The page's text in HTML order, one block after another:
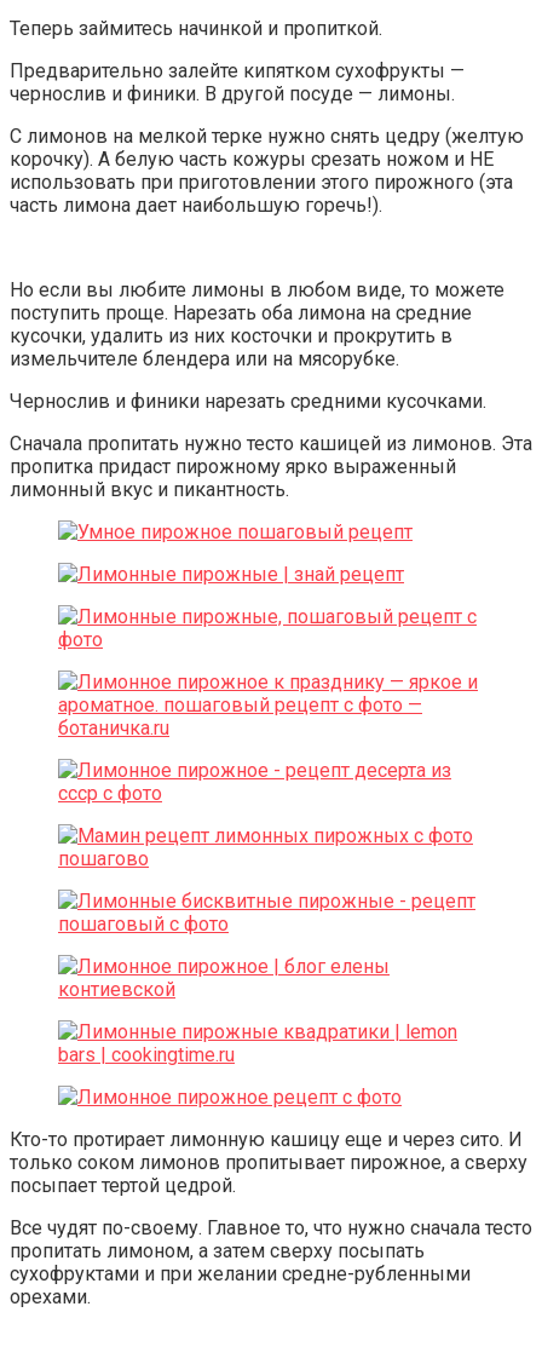
Теперь займитесь начинкой и пропиткой.
Предварительно залейте кипятком сухофрукты —
чернослив и финики. В другой посуде — лимоны.
С лимонов на мелкой терке нужно снять цедру (желтую
корочку). А белую часть кожуры срезать ножом и НЕ
использовать при приготовлении этого пирожного (эта
часть лимона дает наибольшую горечь!).
Но если вы любите лимоны в любом виде, то можете
поступить проще. Нарезать оба лимона на средние
кусочки, удалить из них косточки и прокрутить в
измельчителе блендера или на мясорубке.
Чернослив и финики нарезать средними кусочками.
Сначала пропитать нужно тесто кашицей из лимонов. Эта
пропитка придаст пирожному ярко выраженный
лимонный вкус и пикантность.
Кто-то протирает лимонную кашицу еще и через сито. И
только соком лимонов пропитывает пирожное, а сверху
посыпает тертой цедрой.
Все чудят по-своему. Главное то, что нужно сначала тесто
пропитать лимоном, а затем сверху посыпать
сухофруктами и при желании средне-рубленными
орехами.